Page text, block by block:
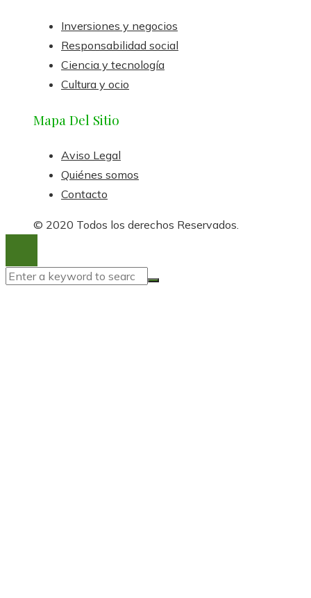
Inversiones y negocios
Responsabilidad social
Ciencia y tecnología
Cultura y ocio
Mapa Del Sitio
Aviso Legal
Quiénes somos
Contacto
© 2020 Todos los derechos Reservados.